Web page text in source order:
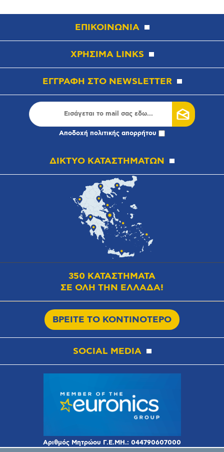
ΕΠΙΚΟΙΝΩΝΙΑ
ΧΡΗΣΙΜΑ LINKS
ΕΓΓΡΑΦΗ ΣΤΟ NEWSLETTER
Αποδοχή πολιτικής απορρήτου
ΔΙΚΤΥΟ ΚΑΤΑΣΤΗΜΑΤΩΝ
350 ΚΑΤΑΣΤΗΜΑΤΑ
ΣΕ ΟΛΗ ΤΗΝ ΕΛΛΑΔΑ!
ΒΡΕΙΤΕ ΤΟ ΚΟΝΤΙΝΟΤΕΡΟ
SOCIAL MEDIA